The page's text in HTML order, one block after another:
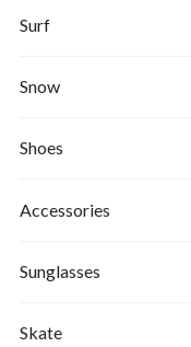
Banks Journal
Critical Slide(TCSS)
Afends
Roial
RVCA
ACER
Surf
Surfboards
Wetsuits,Rush Guard
Snow
Board
Binding
Boots
Bc Gear
Shoes
Sandals
Shoes
Winter Shoes
Accessories
Other
Sunglasses
Skate